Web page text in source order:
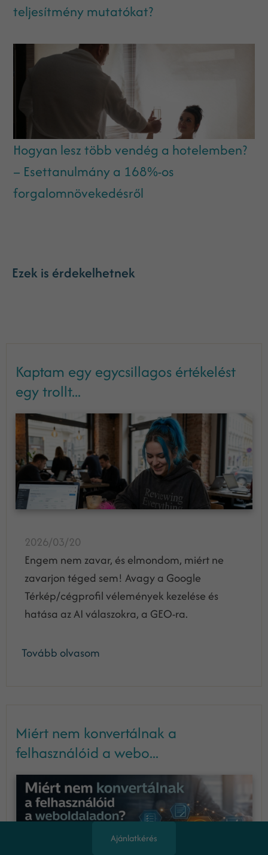
teljesítmény mutatókat?
Hogyan lesz több vendég a hotelemben?
– Esettanulmány a 168%-os
forgalomnövekedésről
Ezek is érdekelhetnek
Kaptam egy egycsillagos értékelést
egy trollt...
2026/03/20
Engem nem zavar, és elmondom, miért ne
zavarjon téged sem! Avagy a Google
Térkép/cégprofil vélemények kezelése és
hatása az AI válaszokra, a GEO-ra.
Tovább olvasom
Miért nem konvertálnak a
felhasználóid a webo...
Ajánlatkérés